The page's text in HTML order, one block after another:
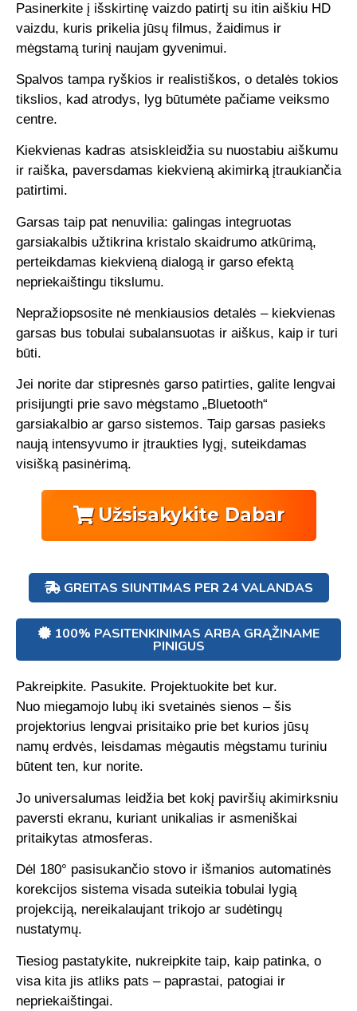
Pasinerkite į išskirtinę vaizdo patirtį su itin aiškiu HD
vaizdu, kuris prikelia jūsų filmus, žaidimus ir
mėgstamą turinį naujam gyvenimui.
Spalvos tampa ryškios ir realistiškos, o detalės tokios
tikslios, kad atrodys, lyg būtumėte pačiame veiksmo
centre.
Kiekvienas kadras atsiskleidžia su nuostabiu aiškumu
ir raiška, paversdamas kiekvieną akimirką įtraukiančia
patirtimi.
Garsas taip pat nenuvilia: galingas integruotas
garsiakalbis užtikrina kristalo skaidrumo atkūrimą,
perteikdamas kiekvieną dialogą ir garso efektą
nepriekaištingu tikslumu.
Nepražiopsosite nė menkiausios detalės – kiekvienas
garsas bus tobulai subalansuotas ir aiškus, kaip ir turi
būti.
Jei norite dar stipresnės garso patirties, galite lengvai
prisijungti prie savo mėgstamo „Bluetooth“
garsiakalbio ar garso sistemos. Taip garsas pasieks
naują intensyvumo ir įtraukties lygį, suteikdamas
visišką pasinėrimą.
Užsisakykite Dabar
GREITAS SIUNTIMAS PER 24 VALANDAS
100% PASITENKINIMAS ARBA GRĄŽINAME
PINIGUS
Pakreipkite. Pasukite. Projektuokite bet kur.
Nuo miegamojo lubų iki svetainės sienos – šis
projektorius lengvai prisitaiko prie bet kurios jūsų
namų erdvės, leisdamas mėgautis mėgstamu turiniu
būtent ten, kur norite.
Jo universalumas leidžia bet kokį paviršių akimirksniu
paversti ekranu, kuriant unikalias ir asmeniškai
pritaikytas atmosferas.
Dėl 180° pasisukančio stovo ir išmanios automatinės
korekcijos sistema visada suteikia tobulai lygią
projekciją, nereikalaujant trikojo ar sudėtingų
nustatymų.
Tiesiog pastatykite, nukreipkite taip, kaip patinka, o
visa kita jis atliks pats – paprastai, patogiai ir
nepriekaištingai.